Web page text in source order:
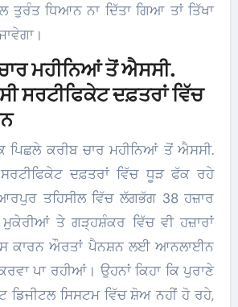
ਤੁਰੰਤ ਧਿਆਨ ਨਾ ਦਿੱਤਾ ਗਿਆ ਤਾਂ ਤਿੱਖਾ
ਮਹੀਨਿਆਂ ਤੋਂ ਐਸਸੀ.
ਸਰਟੀਫਿਕੇਟ ਦਫ਼ਤਰਾਂ ਵਿੱਚ
ਕਰੀਬ ਚਾਰ ਮਹੀਨਿਆਂ ਤੋਂ ਐਸਸੀ.
ਦਫ਼ਤਰਾਂ ਵਿੱਚ ਧੂੜ ਫੱਕ ਰਹੇ
ਤਹਿਸੀਲ ਵਿੱਚ ਲੱਗਭੱਗ 38 ਹਜ਼ਾਰ
ਮੁਕੇਰੀਆਂ ਤੇ ਗੜ੍ਹਸ਼ੰਕਰ ਵਿੱਚ ਵੀ ਹਜ਼ਾਰਾਂ
ਕਾਰਨ ਔਰਤਾਂ ਪੈਨਸ਼ਨ ਲਈ ਆਨਲਾਈਨ
ਪਾ ਰਹੀਆਂ। ਉਹਨਾਂ ਕਿਹਾ ਕਿ ਪੁਰਾਣੇ
ਡਿਜੀਟਲ ਸਿਸਟਮ ਵਿੱਚ ਸ਼ੋਅ ਨਹੀਂ ਹੋ ਰਹੇ,